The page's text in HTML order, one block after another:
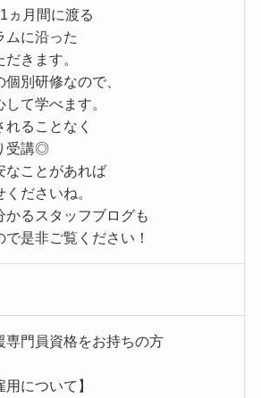
ヵ月間に渡る
ムに沿った
きます。
別研修なので、
て学べます。
ることなく
受講◎
なことがあれば
ださいね。
かるスタッフブログも
是非ご覧ください！
門員資格をお持ちの方
用について】